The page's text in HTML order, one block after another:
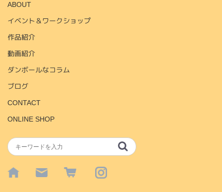
ABOUT
イベント＆ワークショップ
作品紹介
動画紹介
ダンボールなコラム
ブログ
CONTACT
ONLINE SHOP